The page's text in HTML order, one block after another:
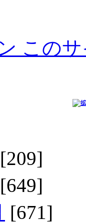
この
[209]
[649]
[671]